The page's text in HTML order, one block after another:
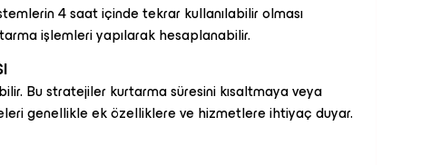
4 saat içinde tekrar kullanılabilir olması
işlemleri yapılarak hesaplanabilir.
Bu stratejiler kurtarma süresini kısaltmaya veya
genellikle ek özelliklere ve hizmetlere ihtiyaç duyar.